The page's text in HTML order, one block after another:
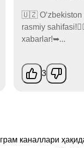
🇺🇿 O‘zbekiston
rasmiy
xabarlar!➥...
3
каналлари